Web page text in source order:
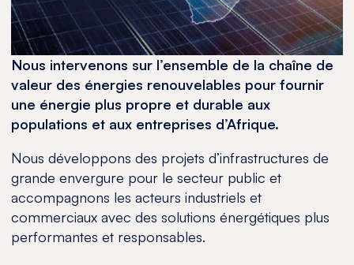
Nous intervenons sur l’ensemble de la chaîne de
valeur des énergies renouvelables pour fournir
une énergie plus propre et durable aux
populations et aux entreprises d’Afrique.
Nous développons des projets d’infrastructures de
grande envergure pour le secteur public et
accompagnons les acteurs industriels et
commerciaux avec des solutions énergétiques plus
performantes et responsables.